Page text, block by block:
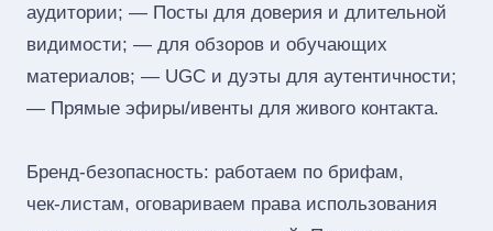
аудитории; — Посты для доверия и длительной
видимости; — для обзоров и обучающих
материалов; — UGC и дуэты для аутентичности;
— Прямые эфиры/ивенты для живого контакта.
Бренд‑безопасность: работаем по брифам,
чек‑листам, оговариваем права использования